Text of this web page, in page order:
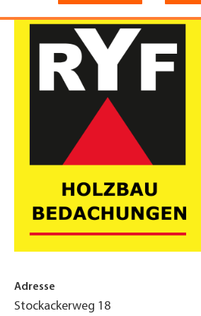
Adresse
Stockackerweg 18